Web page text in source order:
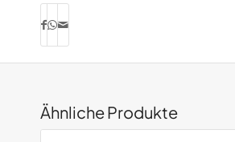
Ähnliche Produkte